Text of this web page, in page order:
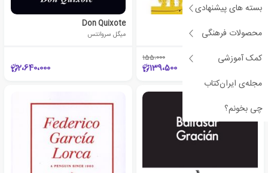
بسته های پیشنهادی
محصولات فرهنگی
کمک آموزشی
مجله‌ی ایران‌کتاب
چی بخونم؟
خوان مایورگا
٪10 155،000
139،500
Don Quixote
میگل سروانتس
2،640،000